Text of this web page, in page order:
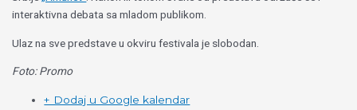
interaktivna debata sa mladom publikom.
Ulaz na sve predstave u okviru festivala je slobodan.
Foto: Promo
+ Dodaj u Google kalendar